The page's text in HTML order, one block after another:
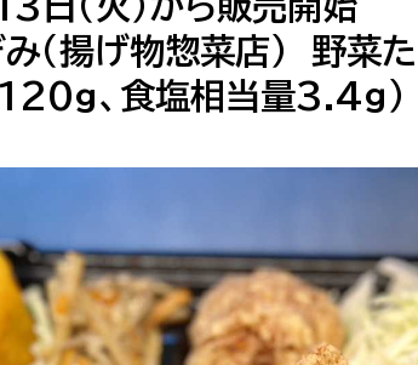
病院
市議会
会計管理者
（揚げ物惣菜店） 野菜
、食塩相当量3.4ｇ